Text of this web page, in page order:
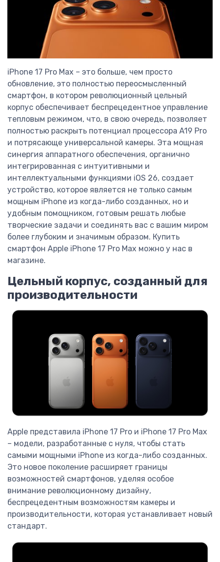
iPhone 17 Pro Max – это больше, чем просто
обновление, это полностью переосмысленный
смартфон, в котором революционный цельный
корпус обеспечивает беспрецедентное управление
тепловым режимом, что, в свою очередь, позволяет
полностью раскрыть потенциал процессора A19 Pro
и потрясающе универсальной камеры. Эта мощная
синергия аппаратного обеспечения, органично
интегрированная с интуитивными и
интеллектуальными функциями iOS 26, создает
устройство, которое является не только самым
мощным iPhone из когда-либо созданных, но и
удобным помощником, готовым решать любые
творческие задачи и соединять вас с вашим миром
более глубоким и значимым образом. Купить
смартфон Apple iPhone 17 Pro Max можно у нас в
магазине.
Цельный корпус, созданный для
производительности
Apple представила iPhone 17 Pro и iPhone 17 Pro Max
– модели, разработанные с нуля, чтобы стать
самыми мощными iPhone из когда-либо созданных.
Это новое поколение расширяет границы
возможностей смартфонов, уделяя особое
внимание революционному дизайну,
беспрецедентным возможностям камеры и
производительности, которая устанавливает новый
стандарт.